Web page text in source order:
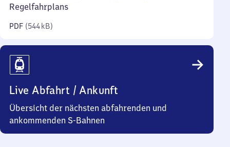
Regelfahrplans
PDF (544 kB)
Live Abfahrt / Ankunft
Übersicht der nächsten abfahrenden und
ankommenden S-Bahnen